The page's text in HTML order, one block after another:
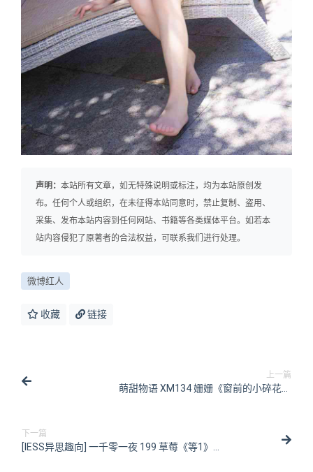
声明： 本站所有文章，如无特殊说明或标注，均为本站原创发
布。任何个人或组织，在未征得本站同意时，禁止复制、盗用、
采集、发布本站内容到任何网站、书籍等各类媒体平台。如若本
站内容侵犯了原著者的合法权益，可联系我们进行处理。
微博红人
收藏 链接
上一篇
萌甜物语 XM134 姗姗《窗前的小碎花》
下一篇
[IESS异思趣向] 一千零一夜 199 草莓《等1》